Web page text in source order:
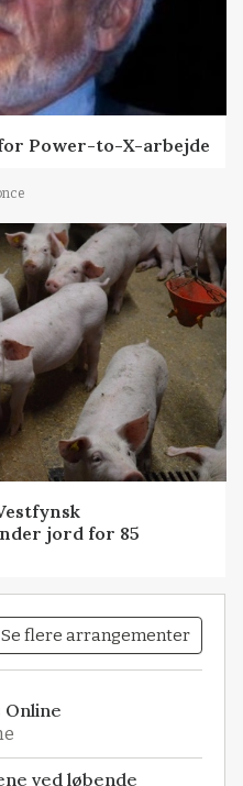
Power-to-X-arbejde
jord for 85
Se flere arrangementer
Online
ved løbende